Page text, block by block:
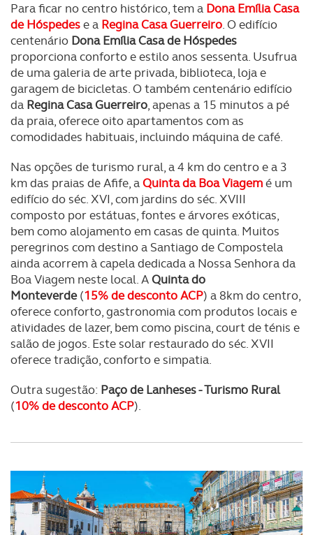
Para ficar no centro histórico, tem a Dona Emília Casa
de Hóspedese a Regina Casa Guerreiro. O edifício
centenário Dona Emília Casa de Hóspedes
proporciona conforto e estilo anos sessenta. Usufrua
de uma galeria de arte privada, biblioteca, loja e
garagem de bicicletas. O também centenário edifício
da Regina Casa Guerreiro, apenas a 15 minutos a pé
da praia, oferece oito apartamentos com as
comodidades habituais, incluindo máquina de café.
Nas opções de turismo rural, a 4 km do centro e a 3
km das praias de Afife, aQuinta da Boa Viagemé um
edifício do séc. XVI, com jardins do séc. XVIII
composto por estátuas, fontes e árvores exóticas,
bem como alojamento em casas de quinta. Muitos
peregrinos com destino a Santiago de Compostela
ainda acorrem à capela dedicada a Nossa Senhora da
Boa Viagem neste local. AQuinta do
Monteverde(15% de desconto ACP) a 8km do centro,
oferece conforto, gastronomia com produtos locais e
atividades de lazer, bem como piscina, court de ténis e
salão de jogos. Este solar restaurado do séc. XVII
oferece tradição, conforto e simpatia.
Outra sugestão: Paço de Lanheses - Turismo Rural
(10% de desconto ACP).